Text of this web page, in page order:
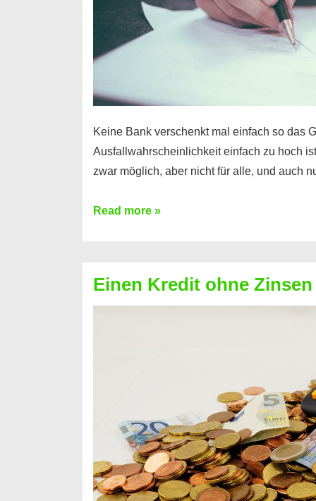
Keine Bank verschenkt mal einfach so das
Ausfallwahrscheinlichkeit einfach zu hoch
zwar möglich, aber nicht für alle, und auch
Ist
Festvertrag
für
Read more »
Einen Kredit ohne